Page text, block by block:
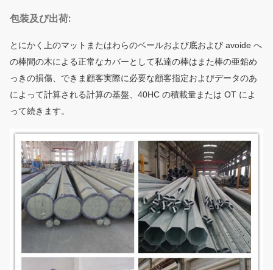
包装及び出荷:
とにかく上のマットまたはわらのベールおよび底および avoide へ
の棒間の木による正常なカバーとして私達の棒はまた棒の亜鉛め
っきの損傷、できま顧客実際に必要な顧客指定およびデータのあ
によって計算される計算の基盤、40HC の積載量または OT によ
って続きます。